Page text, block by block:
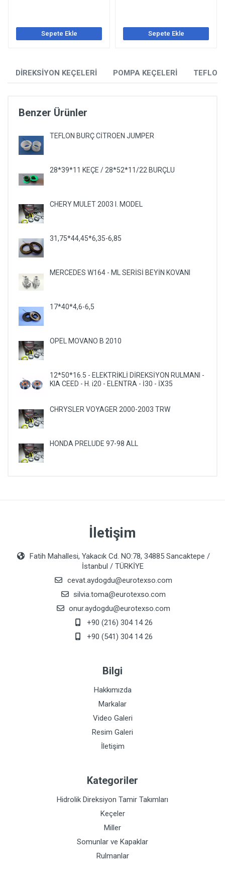
DİREKSİYON KEÇELERİ POMPA KEÇELERİ
Benzer Ürünler
TEFLON BURÇ CİTROEN JUMPER
28*39*11 KEÇE / 28*52*11/22 BURÇLU
CHERY MULET 2003 I. MODEL
31,75*44,45*6,35-6,85
MERCEDES W164 - ML SERİSİ BEYİN KOVANI
17*40*4,6-6,5
OPEL MOVANO B 2010
12*50*16.5 - ELEKTRİKLİ DİREKSİYON RULMANI -
KIA CEED - H. i20 - ELENTRA - İ30 - İX35
CHRYSLER VOYAGER 2000-2003 TRW
HONDA PRELUDE 97-98 ALL
Sepete Ekle Sepete Ekle
İletişim
Fatih Mahallesi, Yakacık Cd. NO:78, 34885 Sancaktepe /
İstanbul / TÜRKİYE
cevat.aydogdu@eurotexso.com
silvia.toma@eurotexso.com
onur.aydogdu@eurotexso.com
+90 (216) 304 14 26
+90 (541) 304 14 26
Bilgi
Hakkımızda
Markalar
Video Galeri
Resim Galeri
İletişim
Kategoriler
Hidrolik Direksiyon Tamir Takımları
Keçeler
Miller
Somunlar ve Kapaklar
Rulmanlar